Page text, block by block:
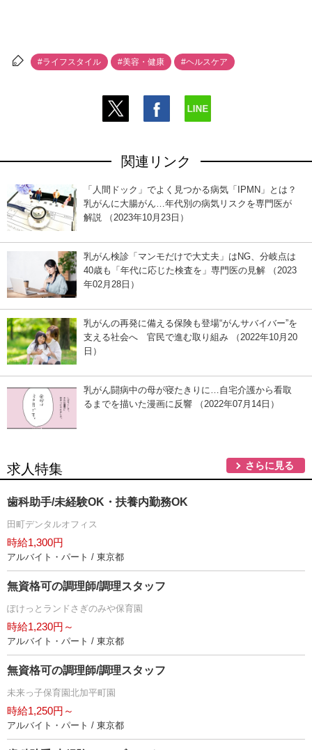
#ライフスタイル #美容・健康 #ヘルスケア
関連リンク
「人間ドック」でよく見つかる病気「IPMN」とは？
乳がんに大腸がん…年代別の病気リスクを専門医が
解説 （2023年10月23日）
乳がん検診「マンモだけで大丈夫」はNG、分岐点は
40歳も「年代に応じた検査を」専門医の見解 （2023
年02月28日）
乳がんの再発に備える保険も登場“がんサバイバー”を
支える社会へ 官民で進む取り組み （2022年10月20
日）
乳がん闘病中の母が寝たきりに…自宅介護から看取
るまでを描いた漫画に反響 （2022年07月14日）
求人特集 さらに見る
歯科助手/未経験OK・扶養内勤務OK
田町デンタルオフィス
時給1,300円
アルバイト・パート / 東京都
無資格可の調理師/調理スタッフ
ぽけっとランドさぎのみや保育園
時給1,230円～
アルバイト・パート / 東京都
無資格可の調理師/調理スタッフ
未来っ子保育園北加平町園
時給1,250円～
アルバイト・パート / 東京都